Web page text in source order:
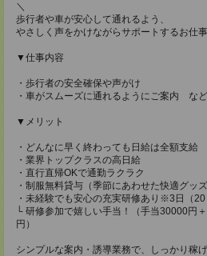
＼
歩行者や車が安心して通れるよう、
やさしく声をかけながらサポートするお仕事
▼仕事内容
・歩行者の安全確保や声がけ
・車がスムーズに通れるようにご案内 など
▼メリット
・どんなに早く終わっても日給は全額支給
・業界トップクラスの高日給
・直行直帰OKで通勤ラクラク
・制服無料貸与（季節にあわせた快適グッズ
・未経験でも安心の充実研修あり※3日（20
└ 研修参加で嬉しい手当！（手当30000円
円）
シンプルな案内・誘導業務で、しっかり稼